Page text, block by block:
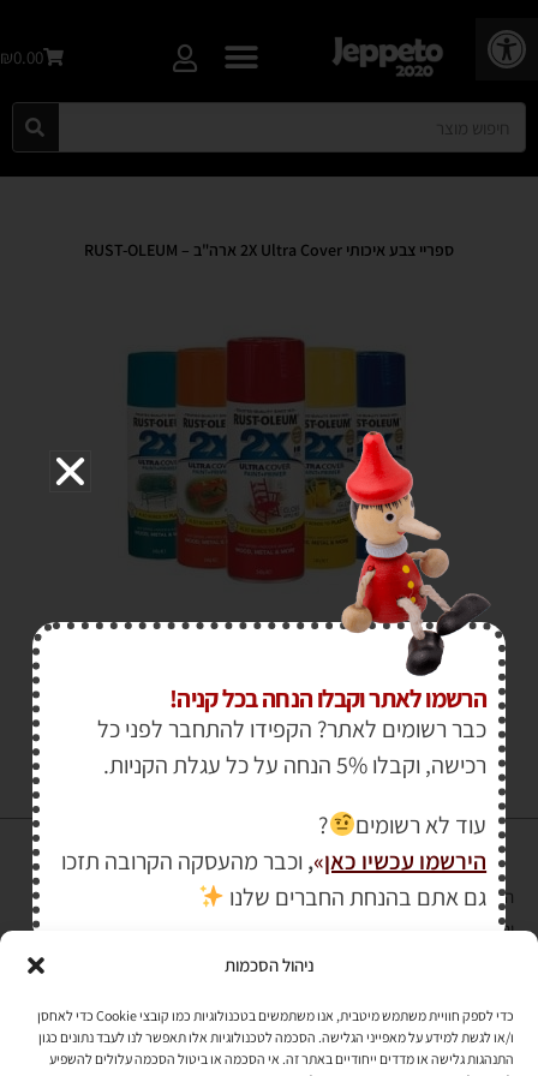
פתח סרגל נגישות
ניהול הסכמות
כדי לספק חוויית משתמש מיטבית, אנו משתמשים בטכנולוגיות כמו קובצי Cookie כדי לאחסן
ו/או לגשת למידע על מאפייני הגלישה. הסכמה לטכנולוגיות אלו תאפשר לנו לעבד נתונים כגון
התנהגות גלישה או מדדים ייחודיים באתר זה. אי הסכמה או ביטול הסכמה עלולים להשפיע
₪0.00
ספריי צבע איכותי 2X Ultra Cover ארה"ב – RUST-OLEUM
והעומד בתקן אבטחה PCI DSS Level-1
לתקנון האתר»
הרשמו לאתר וקבלו הנחה בכל קניה!
כבר רשומים לאתר? הקפידו להתחבר לפני כל
רכישה, וקבלו 5% הנחה על כל עגלת הקניות.
עוד לא רשומים
?
הירשמו עכשיו כאן»
, וכבר מהעסקה הקרובה תזכו
גם אתם בהנחת החברים שלנו